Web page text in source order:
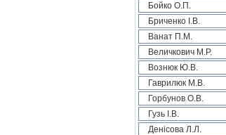
Бойко О.П.
Бриченко І.В.
Ванат П.М.
Величкович М.Р.
Вознюк Ю.В.
Гаврилюк М.В.
Горбунов О.В.
Гузь І.В.
Денісова Л.Л.